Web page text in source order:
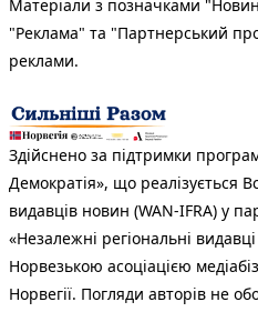
Матеріали з позначками
"Реклама" та "Партнерський
реклами.
Здійснено за підтримки
Демократія», що реалізується
видавців новин (WAN-IFRA) у
«Незалежні регіональні
Норвезькою асоціацією
Норвегії. Погляди авторів не